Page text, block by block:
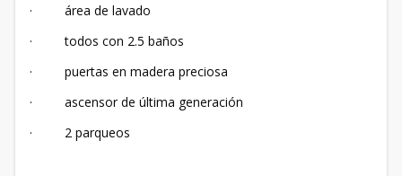
· área de lavado
· todos con 2.5 baños
· puertas en madera preciosa
· ascensor de última generación
· 2 parqueos